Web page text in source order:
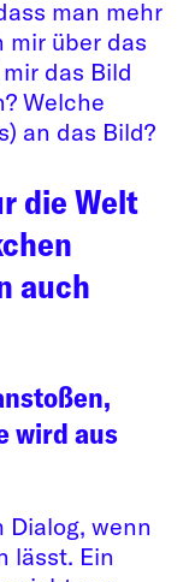
man mehr
mir über das
das Bild
Welche
an das Bild?
die Welt
auch
wird aus
Dialog, wenn
lässt. Ein